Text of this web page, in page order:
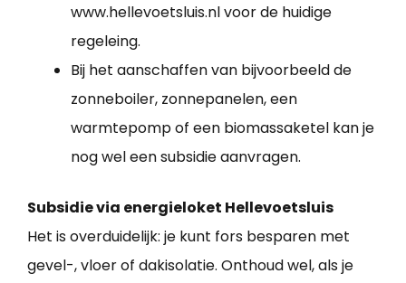
www.hellevoetsluis.nl voor de huidige
regeleing.
Bij het aanschaffen van bijvoorbeeld de
zonneboiler, zonnepanelen, een
warmtepomp of een biomassaketel kan je
nog wel een subsidie aanvragen.
Subsidie via energieloket Hellevoetsluis
Het is overduidelijk: je kunt fors besparen met
gevel-, vloer of dakisolatie. Onthoud wel, als je